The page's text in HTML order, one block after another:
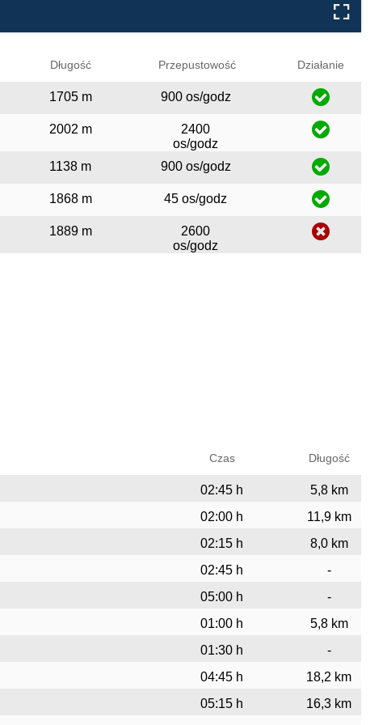
Długość Przepustowość Działanie
1705 m 900 os/godz
2002 m
2400
os/godz
1138 m 900 os/godz
1868 m 45 os/godz
1889 m
2600
os/godz
Czas Długość
02:45 h
5,8 km
02:00 h
11,9 km
02:15 h
8,0 km
02:45 h
-
05:00 h
-
01:00 h
5,8 km
01:30 h
-
04:45 h
18,2 km
05:15 h
16,3 km